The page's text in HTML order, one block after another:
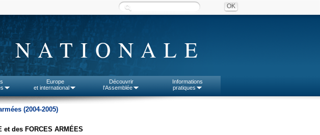
NATIONALE
Europe
et international
Découvrir
l'Assemblée
Informations
pratiques
(2004-2005)
et des FORCES ARMÉES